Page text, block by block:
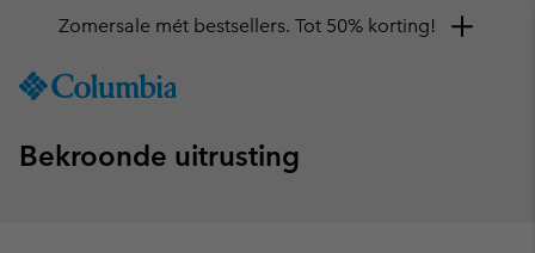
TO
SKIP
Zomersale mét bestsellers. Tot 50% korting!
Bekroonde uitrusting